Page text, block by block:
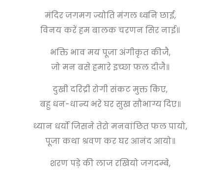
मंदिर जगमग ज्योति मंगल ध्वनि छाई,
विनय करें हम बालक चरणन सिर नाई॥
भक्ति भाव मय पूजा अंगीकृत कीजै,
जो मन बसे हमारे इच्छा फल दीजै॥
दुखी दरिद्री रोगी संकट मुक्त किए,
बहु धन-धान्य भरे घर सुख सौभाग्य दिए॥
ध्यान धर्यो जिसने तेरो मनवांछित फल पायो,
पूजा कथा श्रवण कर घर आनंद आयो॥
शरण पड़े की लाज रखियो जगदम्बे,